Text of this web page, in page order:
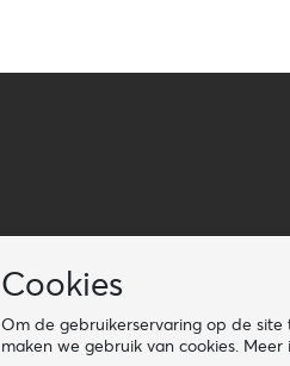
Cookies
Om de gebruikerservaring op de
maken we gebruik van cookies.